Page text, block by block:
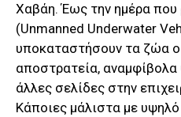
Χαβάη. Έως την ημέρα που
(Unmanned Underwater
υποκαταστήσουν τα ζώα
αποστρατεία,
άλλες σελίδες στην
Κάποιες μάλιστα με